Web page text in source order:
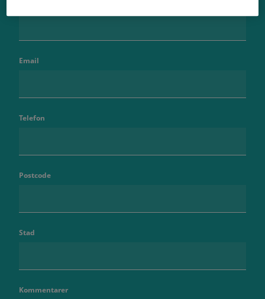
Email
Telefon
Postcode
Stad
Kommentarer